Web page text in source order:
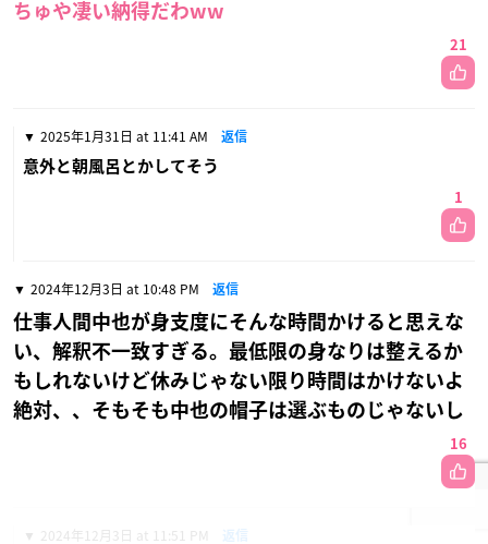
ちゅや凄い納得だわww
21
2025年1月31日 at 11:41 AM 返信
意外と朝風呂とかしてそう
1
2024年12月3日 at 10:48 PM 返信
仕事人間中也が身支度にそんな時間かけると思えな
い、解釈不一致すぎる。最低限の身なりは整えるか
もしれないけど休みじゃない限り時間はかけないよ
絶対、、そもそも中也の帽子は選ぶものじゃないし
16
2024年12月3日 at 11:51 PM 返信